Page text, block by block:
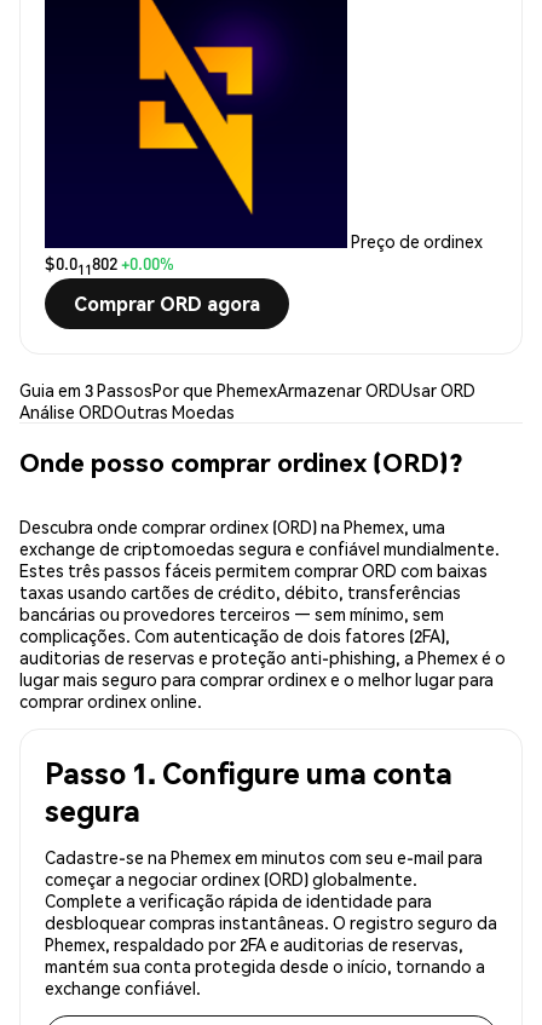
Preço de ordinex
$0.011802+0.00%
Comprar ORD agora
Guia em 3 PassosPor que PhemexArmazenar ORDUsar ORD
Análise ORDOutras Moedas
Onde posso comprar ordinex (ORD)?
Descubra onde comprar ordinex (ORD) na Phemex, uma
exchange de criptomoedas segura e confiável mundialmente.
Estes três passos fáceis permitem comprar ORD com baixas
taxas usando cartões de crédito, débito, transferências
bancárias ou provedores terceiros — sem mínimo, sem
complicações. Com autenticação de dois fatores (2FA),
auditorias de reservas e proteção anti-phishing, a Phemex é o
lugar mais seguro para comprar ordinex e o melhor lugar para
comprar ordinex online.
Passo 1. Configure uma conta
segura
Cadastre-se na Phemex em minutos com seu e-mail para
começar a negociar ordinex (ORD) globalmente.
Complete a verificação rápida de identidade para
desbloquear compras instantâneas. O registro seguro da
Phemex, respaldado por 2FA e auditorias de reservas,
mantém sua conta protegida desde o início, tornando a
exchange confiável.